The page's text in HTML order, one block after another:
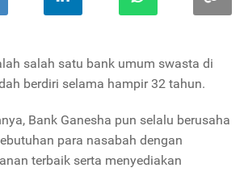
salah satu bank umum swasta di
berdiri selama hampir 32 tahun.
Bank Ganesha pun selalu berusaha
para nasabah dengan
terbaik serta menyediakan